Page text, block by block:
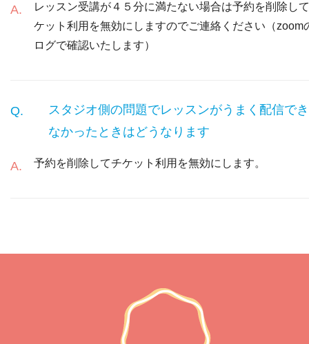
レッスン受講が４５分に満たない場合は予約を削除し
ケット利用を無効にしますのでご連絡ください（zoom
ログで確認いたします）
スタジオ側の問題でレッスンがうまく配信でき
なかったときはどうなります
予約を削除してチケット利用を無効にします。